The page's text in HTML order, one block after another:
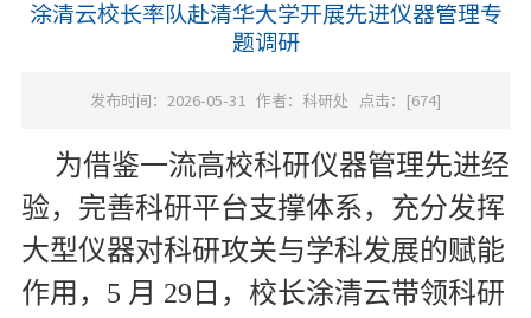
涂清云校长率队赴清华大学开展先进仪器管理专
题调研
发布时间：2026-05-31 作者：科研处 点击：[674]
为借鉴一流高校科研仪器管理先进经
验，完善科研平台支撑体系，充分发挥
大型仪器对科研攻关与学科发展的赋能
作用，5 月 29日，校长涂清云带领科研